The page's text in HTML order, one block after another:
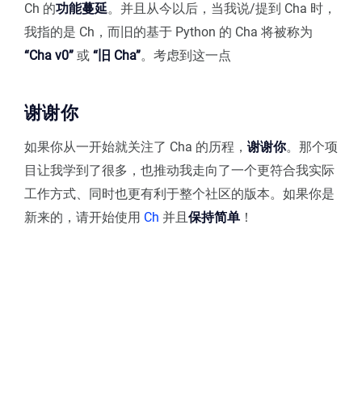
Ch 的功能蔓延。并且从今以后，当我说/提到 Cha 时，
我指的是 Ch，而旧的基于 Python 的 Cha 将被称为
“Cha v0” 或 “旧 Cha”。考虑到这一点
谢谢你
如果你从一开始就关注了 Cha 的历程， 谢谢你。那个项
目让我学到了很多，也推动我走向了一个更符合我实际
工作方式、同时也更有利于整个社区的版本。如果你是
新来的，请开始使用 Ch 并且 保持简单 ！